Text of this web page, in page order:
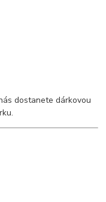
dostanete dárkovou